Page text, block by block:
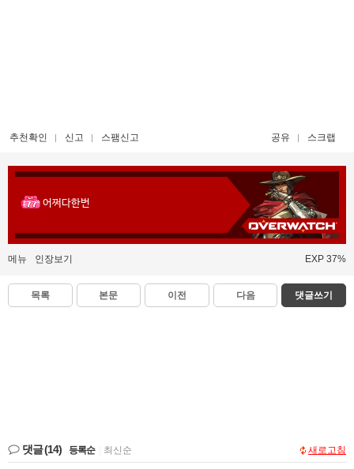
추천확인 신고 스팸신고 공유 스크랩
어쩌다한번
메뉴 인장보기 EXP 37%
목록 본문 이전 다음 댓글쓰기
댓글(14) 등록순 최신순 새로고침